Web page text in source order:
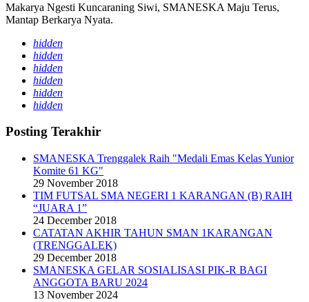
Makarya Ngesti Kuncaraning Siwi, SMANESKA Maju Terus,
Mantap Berkarya Nyata.
hidden
hidden
hidden
hidden
hidden
hidden
Posting Terakhir
SMANESKA Trenggalek Raih "Medali Emas Kelas Yunior
Komite 61 KG"
29 November 2018
TIM FUTSAL SMA NEGERI 1 KARANGAN (B) RAIH
“JUARA 1”
24 December 2018
CATATAN AKHIR TAHUN SMAN 1KARANGAN
(TRENGGALEK)
29 December 2018
SMANESKA GELAR SOSIALISASI PIK-R BAGI
ANGGOTA BARU 2024
13 November 2024